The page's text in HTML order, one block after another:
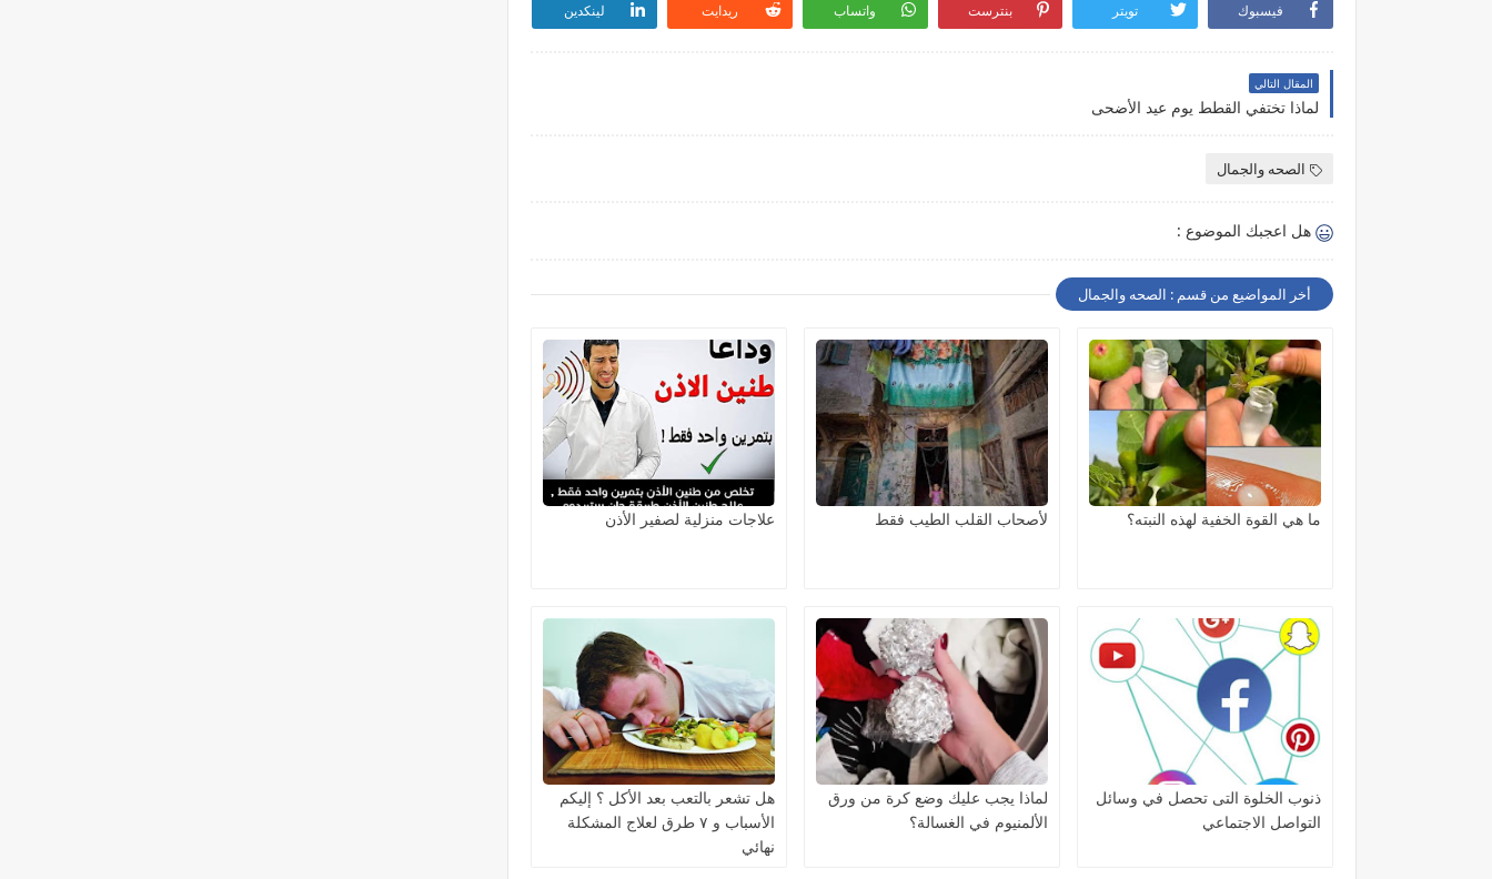
فيسبوك تويتر بنترست واتساب ريدايت لينكدين
المقال التالي
لماذا تختفي القطط يوم عيد الأضحى
الصحه والجمال
هل اعجبك الموضوع :
أخر المواضيع من قسم : الصحه والجمال
ما هي القوة الخفية لهذه النبته؟ لأصحاب القلب الطيب فقط علاجات منزلية لصفير الأذن
ذنوب الخلوة التى تحصل في وسائل
التواصل الاجتماعي
لماذا يجب عليك وضع كرة من ورق
الألمنيوم في الغسالة؟
هل تشعر بالتعب بعد الأكل ؟ إليكم
الأسباب و ٧ طرق لعلاج المشكلة
نهائي